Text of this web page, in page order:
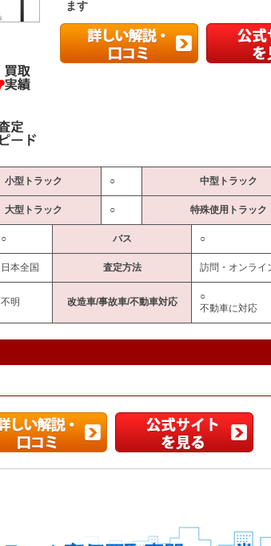
ます
小型トラック ○ 中型トラック
大型トラック ○ 特殊使用トラック
○ バス ○
日本全国 査定方法 訪問・オンライ
不明 改造車/事故車/不動車対応
○
不動車に対応